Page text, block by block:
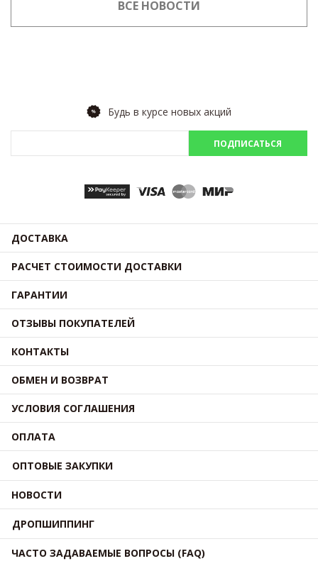
ВСЕ НОВОСТИ
Будь в курсе новых акций
ПОДПИСАТЬСЯ
ДОСТАВКА
РАСЧЕТ СТОИМОСТИ ДОСТАВКИ
ГАРАНТИИ
ОТЗЫВЫ ПОКУПАТЕЛЕЙ
КОНТАКТЫ
ОБМЕН И ВОЗВРАТ
УСЛОВИЯ СОГЛАШЕНИЯ
ОПЛАТА
ОПТОВЫЕ ЗАКУПКИ
НОВОСТИ
ДРОПШИППИНГ
ЧАСТО ЗАДАВАЕМЫЕ ВОПРОСЫ (FAQ)